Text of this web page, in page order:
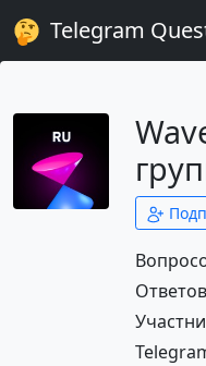
Telegram
Ответов